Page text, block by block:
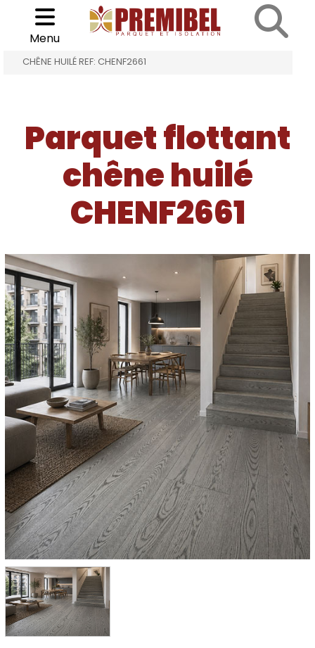
Choisir son parquet
Menu
ACCUEIL PARQUET FLOTTANT CHÊNE HUILÉ >
CHÊNE HUILÉ REF: CHENF2661
Parquet flottant
chêne huilé
CHENF2661
Cookies management panel